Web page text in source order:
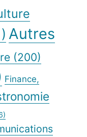
Autres
(200)
Finance,